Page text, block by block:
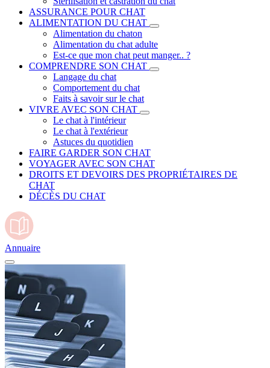
ASSURANCE POUR CHAT
ALIMENTATION DU CHAT
Alimentation du chaton
Alimentation du chat adulte
Est-ce que mon chat peut manger.. ?
COMPRENDRE SON CHAT
Langage du chat
Comportement du chat
Faits à savoir sur le chat
VIVRE AVEC SON CHAT
Le chat à l'intérieur
Le chat à l'extérieur
Astuces du quotidien
FAIRE GARDER SON CHAT
VOYAGER AVEC SON CHAT
DROITS ET DEVOIRS DES PROPRIÉTAIRES DE
CHAT
DÉCÈS DU CHAT
Annuaire